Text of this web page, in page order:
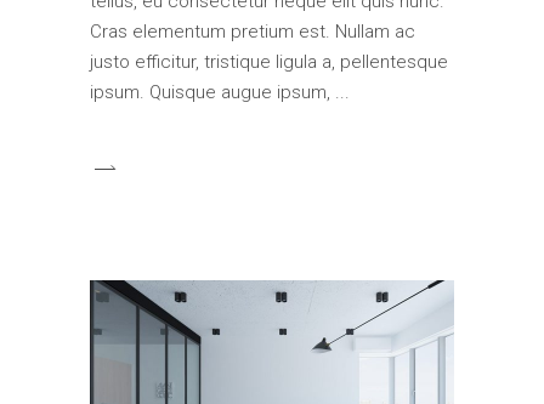
Cras elementum pretium est. Nullam ac
justo efficitur, tristique ligula a, pellentesque
ipsum. Quisque augue ipsum,